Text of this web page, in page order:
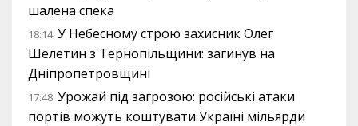
шалена спека
18:14 У Небесному строю захисник Олег
Шелетин з Тернопільщини: загинув на
Дніпропетровщині
17:48 Урожай під загрозою: російські атаки
портів можуть коштувати Україні мільярди